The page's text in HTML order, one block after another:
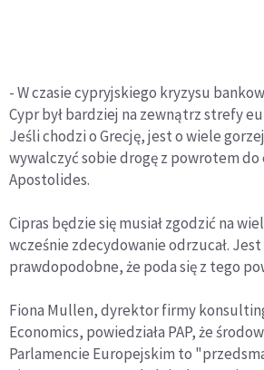
- W czasie cypryjskiego kryzysu
Cypr był bardziej na zewnątrz strefy
Jeśli chodzi o Grecję, jest o wiele
wywalczyć sobie drogę z powrotem do
Apostolides.
Cipras będzie się musiał zgodzić na
wcześnie zdecydowanie odrzucał.
prawdopodobne, że poda się z tego
Fiona Mullen, dyrektor firmy
Economics, powiedziała PAP, że
Parlamencie Europejskim to